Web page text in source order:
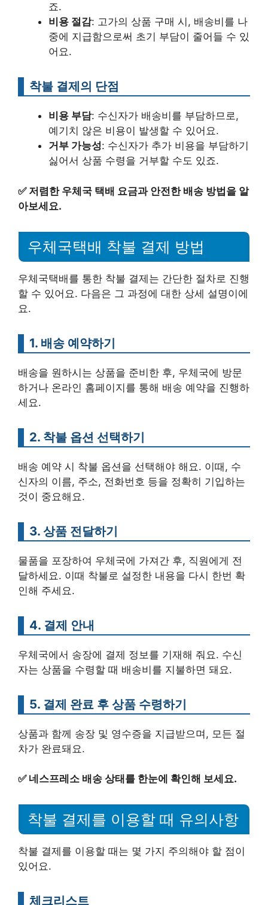
죠.
비용 절감: 고가의 상품 구매 시, 배송비를 나
중에 지급함으로써 초기 부담이 줄어들 수 있
어요.
착불 결제의 단점
비용 부담: 수신자가 배송비를 부담하므로,
예기치 않은 비용이 발생할 수 있어요.
거부 가능성: 수신자가 추가 비용을 부담하기
싫어서 상품 수령을 거부할 수도 있죠.
✅ 저렴한 우체국 택배 요금과 안전한 배송 방법을 알
아보세요.
우체국택배 착불 결제 방법
우체국택배를 통한 착불 결제는 간단한 절차로 진행
할 수 있어요. 다음은 그 과정에 대한 상세 설명이에
요.
1. 배송 예약하기
배송을 원하시는 상품을 준비한 후, 우체국에 방문
하거나 온라인 홈페이지를 통해 배송 예약을 진행하
세요.
2. 착불 옵션 선택하기
배송 예약 시 착불 옵션을 선택해야 해요. 이때, 수
신자의 이름, 주소, 전화번호 등을 정확히 기입하는
것이 중요해요.
3. 상품 전달하기
물품을 포장하여 우체국에 가져간 후, 직원에게 전
달하세요. 이때 착불로 설정한 내용을 다시 한번 확
인해 주세요.
4. 결제 안내
우체국에서 송장에 결제 정보를 기재해 줘요. 수신
자는 상품을 수령할 때 배송비를 지불하면 돼요.
5. 결제 완료 후 상품 수령하기
상품과 함께 송장 및 영수증을 지급받으며, 모든 절
차가 완료돼요.
✅ 네스프레소 배송 상태를 한눈에 확인해 보세요.
착불 결제를 이용할 때 유의사항
착불 결제를 이용할 때는 몇 가지 주의해야 할 점이
있어요.
체크리스트